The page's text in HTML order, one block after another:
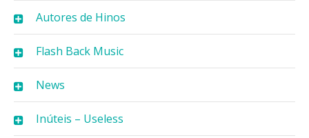
Autores de Hinos
Flash Back Music
News
Inúteis – Useless